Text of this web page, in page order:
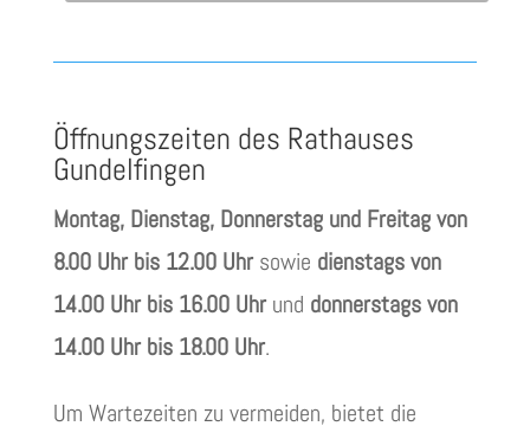
Öffnungszeiten des Rathauses
Gundelfingen
Montag, Dienstag, Donnerstag und Freitag von
8.00 Uhr bis 12.00 Uhrsowie dienstags von
14.00 Uhr bis 16.00 Uhrund donnerstags von
14.00 Uhr bis 18.00 Uhr.
Um Wartezeiten zu vermeiden, bietet die